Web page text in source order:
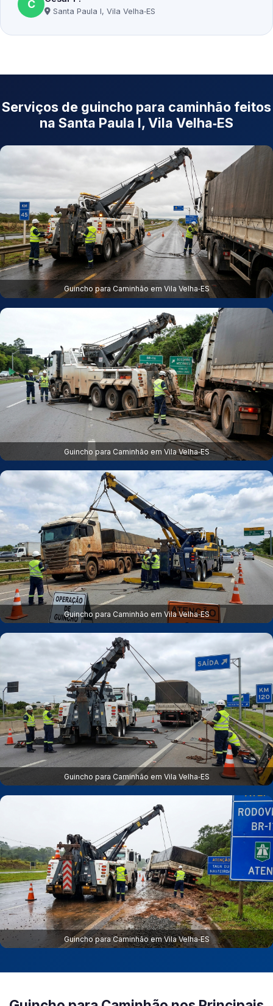
C
Santa Paula I, Vila Velha‑ES
Serviços de guincho para caminhão feitos
na Santa Paula I, Vila Velha‑ES
Guincho para Caminhão em Vila Velha‑ES
Guincho para Caminhão em Vila Velha‑ES
Guincho para Caminhão em Vila Velha‑ES
Guincho para Caminhão em Vila Velha‑ES
Guincho para Caminhão em Vila Velha‑ES